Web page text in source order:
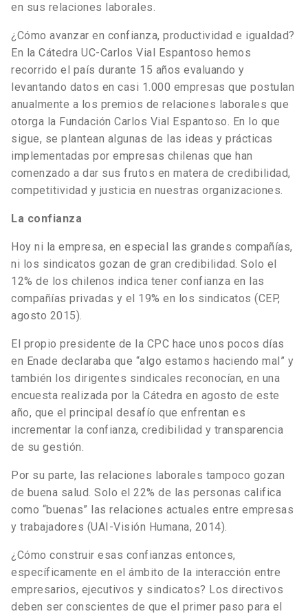
en sus relaciones laborales.
¿Cómo avanzar en confianza, productividad e igualdad?
En la Cátedra UC-Carlos Vial Espantoso hemos
recorrido el país durante 15 años evaluando y
levantando datos en casi 1.000 empresas que postulan
anualmente a los premios de relaciones laborales que
otorga la Fundación Carlos Vial Espantoso. En lo que
sigue, se plantean algunas de las ideas y prácticas
implementadas por empresas chilenas que han
comenzado a dar sus frutos en matera de credibilidad,
competitividad y justicia en nuestras organizaciones.
La confianza
Hoy ni la empresa, en especial las grandes compañías,
ni los sindicatos gozan de gran credibilidad. Solo el
12% de los chilenos indica tener confianza en las
compañías privadas y el 19% en los sindicatos (CEP,
agosto 2015).
El propio presidente de la CPC hace unos pocos días
en Enade declaraba que “algo estamos haciendo mal” y
también los dirigentes sindicales reconocían, en una
encuesta realizada por la Cátedra en agosto de este
año, que el principal desafío que enfrentan es
incrementar la confianza, credibilidad y transparencia
de su gestión.
Por su parte, las relaciones laborales tampoco gozan
de buena salud. Solo el 22% de las personas califica
como “buenas” las relaciones actuales entre empresas
y trabajadores (UAI-Visión Humana, 2014).
¿Cómo construir esas confianzas entonces,
específicamente en el ámbito de la interacción entre
empresarios, ejecutivos y sindicatos? Los directivos
deben ser conscientes de que el primer paso para el